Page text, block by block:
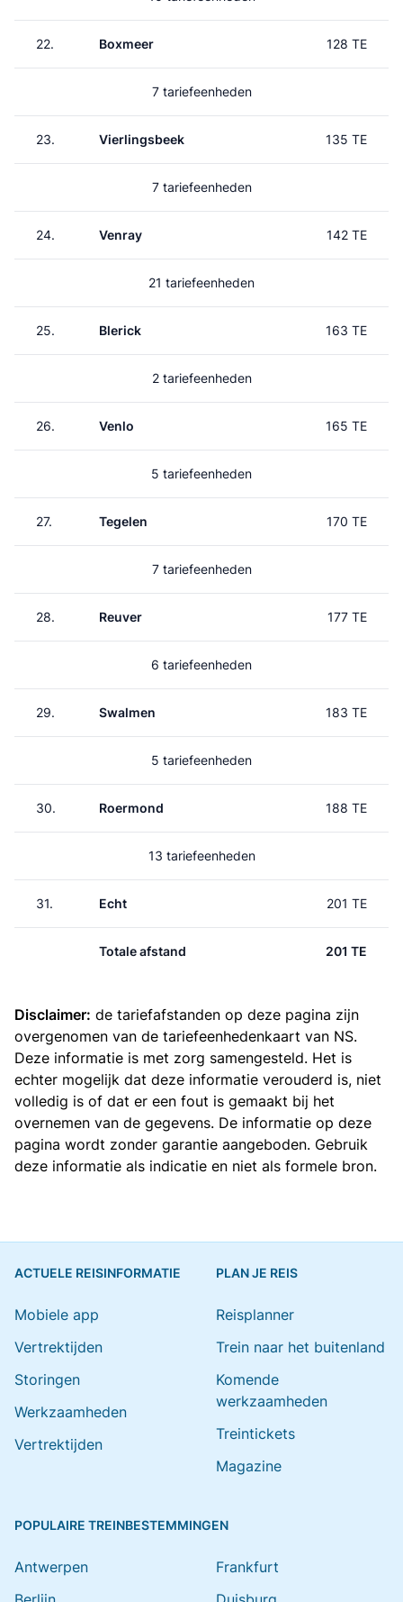
22. Boxmeer 128 TE
7 tariefeenheden
23. Vierlingsbeek 135 TE
7 tariefeenheden
24. Venray 142 TE
21 tariefeenheden
25. Blerick 163 TE
2 tariefeenheden
26. Venlo 165 TE
5 tariefeenheden
27. Tegelen 170 TE
7 tariefeenheden
28. Reuver 177 TE
6 tariefeenheden
29. Swalmen 183 TE
5 tariefeenheden
30. Roermond 188 TE
13 tariefeenheden
31. Echt 201 TE
Totale afstand 201 TE
Disclaimer: de tariefafstanden op deze pagina zijn
overgenomen van de tariefeenhedenkaart van NS.
Deze informatie is met zorg samengesteld. Het is
echter mogelijk dat deze informatie verouderd is, niet
volledig is of dat er een fout is gemaakt bij het
overnemen van de gegevens. De informatie op deze
pagina wordt zonder garantie aangeboden. Gebruik
deze informatie als indicatie en niet als formele bron.
ACTUELE REISINFORMATIE
Mobiele app
Vertrektijden
Storingen
Werkzaamheden
Vertrektijden
PLAN JE REIS
Reisplanner
Trein naar het buitenland
Komende
werkzaamheden
Treintickets
Magazine
POPULAIRE TREINBESTEMMINGEN
Antwerpen
Frankfurt